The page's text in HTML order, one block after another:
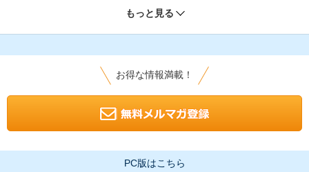
もっと見る
お得な情報満載！
PC版はこちら